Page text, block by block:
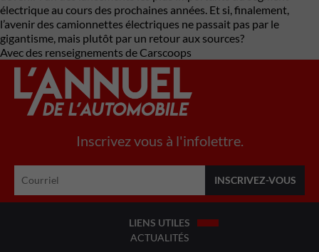
électrique au cours des prochaines années. Et si, finalement,
l’avenir des camionnettes électriques ne passait pas par le
gigantisme, mais plutôt par un retour aux sources?
Avec des renseignements de Carscoops
Inscrivez vous à l'infolettre.
LIENS UTILES
ACTUALITÉS